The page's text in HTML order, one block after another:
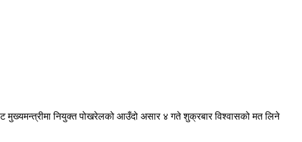
नियुक्त पोखरेलको आउँदो असार ४ गते शुक्रबार विश्वासको मत लिने